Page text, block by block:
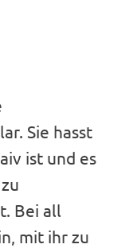
Sie hasst
ist und es
Bei all
mit ihr zu